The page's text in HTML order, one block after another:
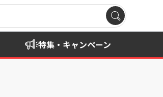
特集・キャンペーン